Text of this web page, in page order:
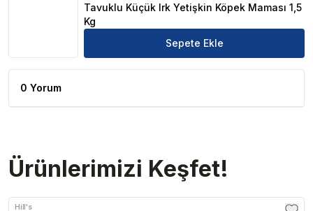
Tavuklu Küçük Irk Yetişkin Köpek Maması 1,5
Kg
Sepete Ekle
0 Yorum
Ürünlerimizi Keşfet!
Hill's